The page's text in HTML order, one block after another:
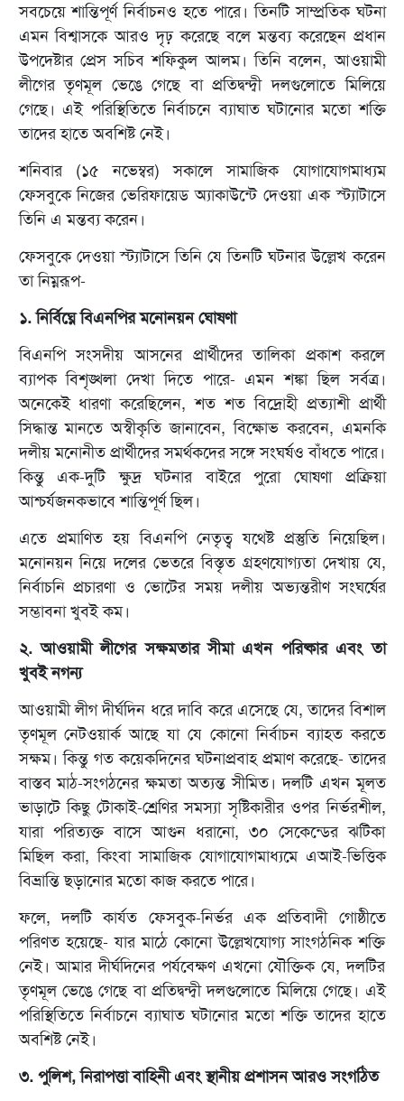
সবচেয়ে শান্তিপূর্ণ নির্বাচনও হতে পারে। তিনটি সাম্প্রতিক ঘটনা
এমন বিশ্বাসকে আরও দৃঢ় করেছে বলে মন্তব্য করেছেন প্রধান
উপদেষ্টার প্রেস সচিব শফিকুল আলম। তিনি বলেন, আওয়ামী
লীগের তৃণমূল ভেঙে গেছে বা প্রতিদ্বন্দ্বী দলগুলোতে মিলিয়ে
গেছে। এই পরিস্থিতিতে নির্বাচনে ব্যাঘাত ঘটানোর মতো শক্তি
তাদের হাতে অবশিষ্ট নেই।
শনিবার (১৫ নভেম্বর) সকালে সামাজিক যোগাযোগমাধ্যম
ফেসবুকে নিজের ভেরিফায়েড অ্যাকাউন্টে দেওয়া এক স্ট্যাটাসে
তিনি এ মন্তব্য করেন।
ফেসবুকে দেওয়া স্ট্যাটাসে তিনি যে তিনটি ঘটনার উল্লেখ করেন
তা নিম্নরূপ-
১. নির্বিঘ্নে বিএনপির মনোনয়ন ঘোষণা
বিএনপি সংসদীয় আসনের প্রার্থীদের তালিকা প্রকাশ করলে
ব্যাপক বিশৃঙ্খলা দেখা দিতে পারে- এমন শঙ্কা ছিল সর্বত্র।
অনেকেই ধারণা করেছিলেন, শত শত বিদ্রোহী প্রত্যাশী প্রার্থী
সিদ্ধান্ত মানতে অস্বীকৃতি জানাবেন, বিক্ষোভ করবেন, এমনকি
দলীয় মনোনীত প্রার্থীদের সমর্থকদের সঙ্গে সংঘর্ষও বাঁধতে পারে।
কিন্তু এক-দুটি ক্ষুদ্র ঘটনার বাইরে পুরো ঘোষণা প্রক্রিয়া
আশ্চর্যজনকভাবে শান্তিপূর্ণ ছিল।
এতে প্রমাণিত হয় বিএনপি নেতৃত্ব যথেষ্ট প্রস্তুতি নিয়েছিল।
মনোনয়ন নিয়ে দলের ভেতরে বিস্তৃত গ্রহণযোগ্যতা দেখায় যে,
নির্বাচনি প্রচারণা ও ভোটের সময় দলীয় অভ্যন্তরীণ সংঘর্ষের
সম্ভাবনা খুবই কম।
২. আওয়ামী লীগের সক্ষমতার সীমা এখন পরিষ্কার এবং তা
খুবই নগন্য
আওয়ামী লীগ দীর্ঘদিন ধরে দাবি করে এসেছে যে, তাদের বিশাল
তৃণমূল নেটওয়ার্ক আছে যা যে কোনো নির্বাচন ব্যাহত করতে
সক্ষম। কিন্তু গত কয়েকদিনের ঘটনাপ্রবাহ প্রমাণ করেছে- তাদের
বাস্তব মাঠ-সংগঠনের ক্ষমতা অত্যন্ত সীমিত। দলটি এখন মূলত
ভাড়াটে কিছু টোকাই-শ্রেণির সমস্যা সৃষ্টিকারীর ওপর নির্ভরশীল,
যারা পরিত্যক্ত বাসে আগুন ধরানো, ৩০ সেকেন্ডের ঝটিকা
মিছিল করা, কিংবা সামাজিক যোগাযোগমাধ্যমে এআই-ভিত্তিক
বিভ্রান্তি ছড়ানোর মতো কাজ করতে পারে।
ফলে, দলটি কার্যত ফেসবুক-নির্ভর এক প্রতিবাদী গোষ্ঠীতে
পরিণত হয়েছে- যার মাঠে কোনো উল্লেখযোগ্য সাংগঠনিক শক্তি
নেই। আমার দীর্ঘদিনের পর্যবেক্ষণ এখনো যৌক্তিক যে, দলটির
তৃণমূল ভেঙে গেছে বা প্রতিদ্বন্দ্বী দলগুলোতে মিলিয়ে গেছে। এই
পরিস্থিতিতে নির্বাচনে ব্যাঘাত ঘটানোর মতো শক্তি তাদের হাতে
অবশিষ্ট নেই।
৩. পুলিশ, নিরাপত্তা বাহিনী এবং স্থানীয় প্রশাসন আরও সংগঠিত